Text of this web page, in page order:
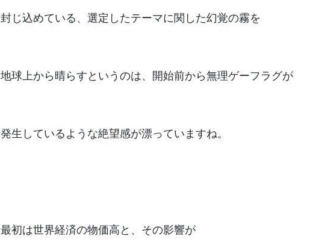
封じ込めている、選定したテーマに関した幻覚の霧を
地球上から晴らすというのは、開始前から無理ゲーフラグが
発生しているような絶望感が漂っていますね。
最初は世界経済の物価高と、その影響が